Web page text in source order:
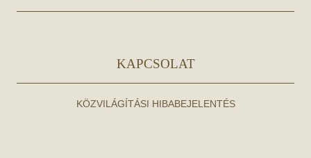
KAPCSOLAT
KÖZVILÁGÍTÁSI HIBABEJELENTÉS